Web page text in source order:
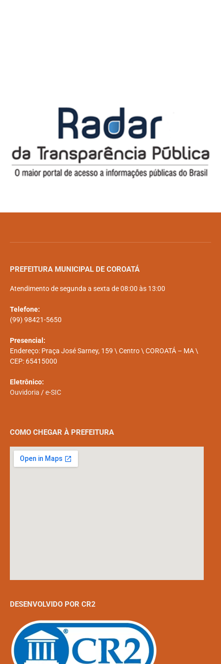
PREFEITURA MUNICIPAL DE COROATÁ
Atendimento de segunda a sexta de 08:00 às 13:00
Telefone:
(99) 98421-5650
Presencial:
Endereço: Praça José Sarney, 159 \ Centro \ COROATÁ – MA \
CEP: 65415000
Eletrônico:
Ouvidoria /e-SIC
COMO CHEGAR À PREFEITURA
DESENVOLVIDO POR CR2